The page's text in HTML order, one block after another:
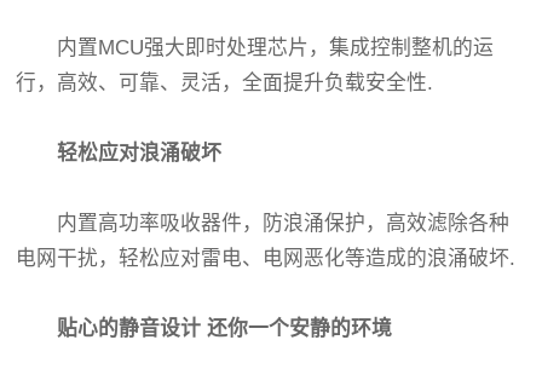
内置MCU强大即时处理芯片，集成控制整机的运
行，高效、可靠、灵活，全面提升负载安全性.
轻松应对浪涌破坏
内置高功率吸收器件，防浪涌保护，高效滤除各种
电网干扰，轻松应对雷电、电网恶化等造成的浪涌破坏.
贴心的静音设计 还你一个安静的环境